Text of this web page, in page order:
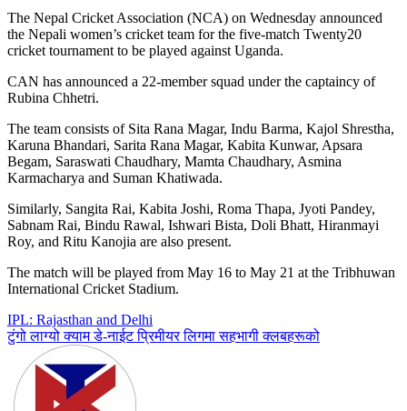
The Nepal Cricket Association (NCA) on Wednesday announced
the Nepali women’s cricket team for the five-match Twenty20
cricket tournament to be played against Uganda.
CAN has announced a 22-member squad under the captaincy of
Rubina Chhetri.
The team consists of Sita Rana Magar, Indu Barma, Kajol Shrestha,
Karuna Bhandari, Sarita Rana Magar, Kabita Kunwar, Apsara
Begam, Saraswati Chaudhary, Mamta Chaudhary, Asmina
Karmacharya and Suman Khatiwada.
Similarly, Sangita Rai, Kabita Joshi, Roma Thapa, Jyoti Pandey,
Sabnam Rai, Bindu Rawal, Ishwari Bista, Doli Bhatt, Hiranmayi
Roy, and Ritu Kanojia are also present.
The match will be played from May 16 to May 21 at the Tribhuwan
International Cricket Stadium.
Post
navigation
IPL: Rajasthan and Delhi
टुंगो लाग्यो क्याम डे-नाईट प्रिमीयर लिगमा सहभागी क्लबहरूको